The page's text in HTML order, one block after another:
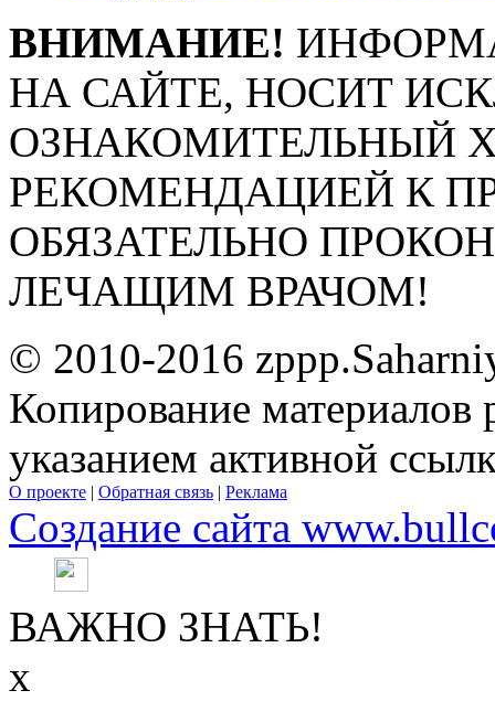
ВНИМАНИЕ!
НА САЙТЕ, НОСИТ
ОЗНАКОМИТЕЛЬНЫЙ
РЕКОМЕНДАЦИЕЙ К
ОБЯЗАТЕЛЬНО
ЛЕЧАЩИМ ВРАЧОМ!
© 2010-2016
Копирование материалов
указанием активной
О проекте | Обратная связь | Реклама
Создание сайта
ВАЖНО ЗНАТЬ!
х